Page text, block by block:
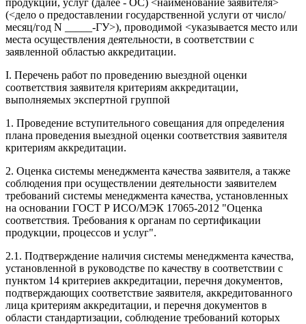
(<дело о предоставлении государственной услуги от число/
месяц/год N _____-ГУ>), проводимой <указывается место или
места осуществления деятельности, в соответствии с
заявленной областью аккредитации.
I. Перечень работ по проведению выездной оценки
соответствия заявителя критериям аккредитации,
выполняемых экспертной группой
1. Проведение вступительного совещания для определения
плана проведения выездной оценки соответствия заявителя
критериям аккредитации.
2. Оценка системы менеджмента качества заявителя, а также
соблюдения при осуществлении деятельности заявителем
требований системы менеджмента качества, установленных
на основании ГОСТ Р ИСО/МЭК 17065-2012 "Оценка
соответствия. Требования к органам по сертификации
продукции, процессов и услуг".
2.1. Подтверждение наличия системы менеджмента качества,
установленной в руководстве по качеству в соответствии с
пунктом 14 критериев аккредитации, перечня документов,
подтверждающих соответствие заявителя, аккредитованного
лица критериям аккредитации, и перечня документов в
области стандартизации, соблюдение требований которых